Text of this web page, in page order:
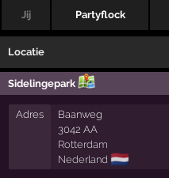
Jij Partyflock
Locatie
Sidelingepark
Adres
Baanweg
3042 AA
Rotterdam
Nederland 🇳🇱